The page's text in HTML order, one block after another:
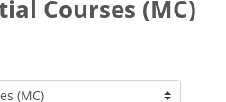
Courses (MC)